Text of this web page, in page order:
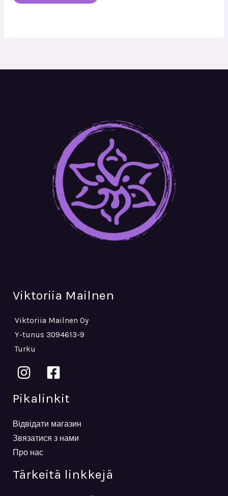
Viktoriia Mailnen
Viktoriia Mailnen Oy
Y-tunus 3094613-9
Turku
Pikalinkit
Відвідати магазин
Звязатися з нами
Про нас
Tärkeitä linkkejä